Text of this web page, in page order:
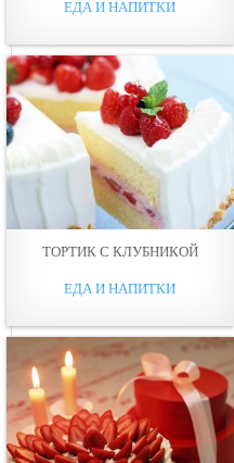
ЕДА И НАПИТКИ
ТОРТИК С КЛУБНИКОЙ
ЕДА И НАПИТКИ